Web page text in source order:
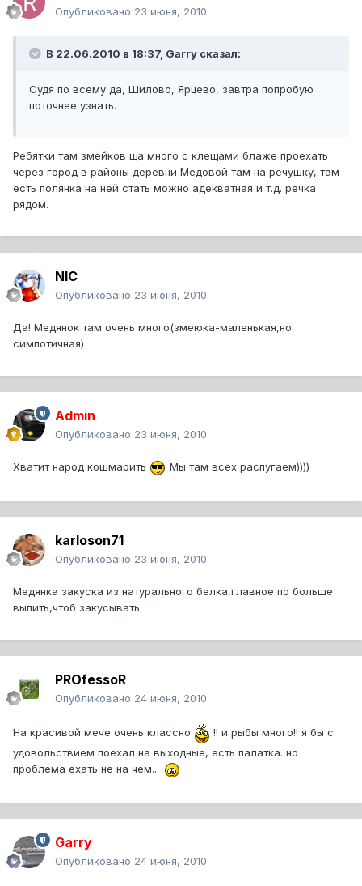
Опубликовано 23 июня, 2010
В 22.06.2010 в 18:37, Garry сказал:
Судя по всему да, Шилово, Ярцево, завтра попробую
поточнее узнать.
Ребятки там змейков ща много с клещами блаже проехать
через город в районы деревни Медовой там на речушку, там
есть полянка на ней стать можно адекватная и т.д. речка
рядом.
NIC
Опубликовано 23 июня, 2010
Да! Медянок там очень много(змеюка-маленькая,но
симпотичная)
Admin
Опубликовано 23 июня, 2010
Хватит народ кошмарить Мы там всех распугаем))))
karloson71
Опубликовано 23 июня, 2010
Медянка закуска из натурального белка,главное по больше
выпить,чтоб закусывать.
PROfessoR
Опубликовано 24 июня, 2010
На красивой мече очень классно
!! и рыбы много!! я бы с
удовольствием поехал на выходные, есть палатка. но
проблема ехать не на чем...
Garry
Опубликовано 24 июня, 2010